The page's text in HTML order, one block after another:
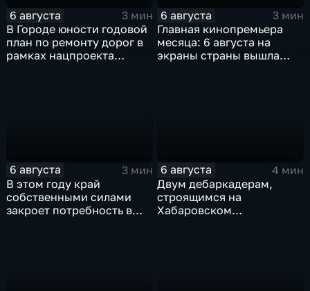
6 августа
3 мин
В Городе юности годовой
план по ремонту дорог в
рамках нацпроекта
6 августа
3 мин
Главная кинопремьера
месяца: 6 августа на
экраны страны вышла
6 августа
3 мин
В этом году край
собственными силами
закроет потребность в
6 августа
4 мин
Двум дебаркадерам,
строящимся на
Хабаровском